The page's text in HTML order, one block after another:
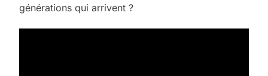
générations qui arrivent ?